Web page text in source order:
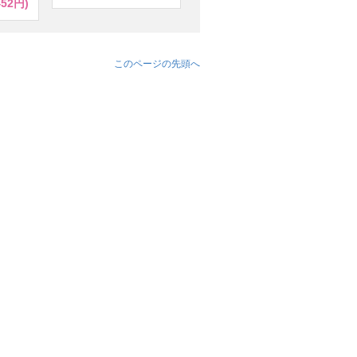
円)
このページの先頭へ